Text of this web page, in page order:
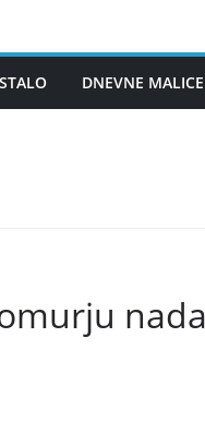
DNEVNE MALICE